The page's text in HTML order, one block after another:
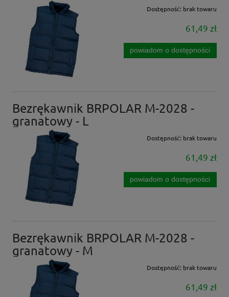
Dostępność: brak towaru
61,49 zł
powiadom o dostępności
Bezrękawnik BRPOLAR M-2028 -
granatowy - L
Dostępność: brak towaru
61,49 zł
powiadom o dostępności
Bezrękawnik BRPOLAR M-2028 -
granatowy - M
Dostępność: brak towaru
61,49 zł